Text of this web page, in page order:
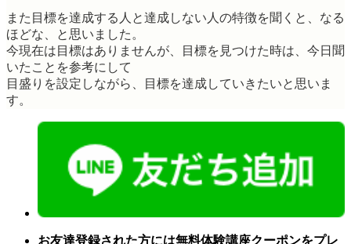
また目標を達成する人と達成しない人の特徴を聞くと、なる
ほどな、と思いました。
今現在は目標はありませんが、目標を見つけた時は、今日聞
いたことを参考にして
目盛りを設定しながら、目標を達成していきたいと思いま
す。
お友達登録された方には無料体験講座クーポンをプレ